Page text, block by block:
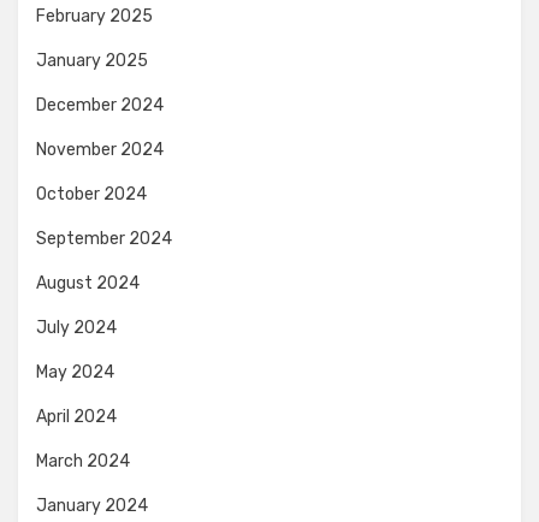
February 2025
January 2025
December 2024
November 2024
October 2024
September 2024
August 2024
July 2024
May 2024
April 2024
March 2024
January 2024